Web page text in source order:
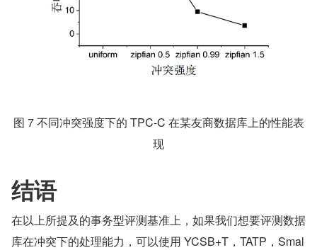
图 7 不同冲突强度下的 TPC-C 在某友商数据库上的性能表
现
​结语
在以上所提及的事务型评测基准上，如果我们想要评测数据
库在冲突下的处理能力，可以使用 YCSB+T，TATP，Smal